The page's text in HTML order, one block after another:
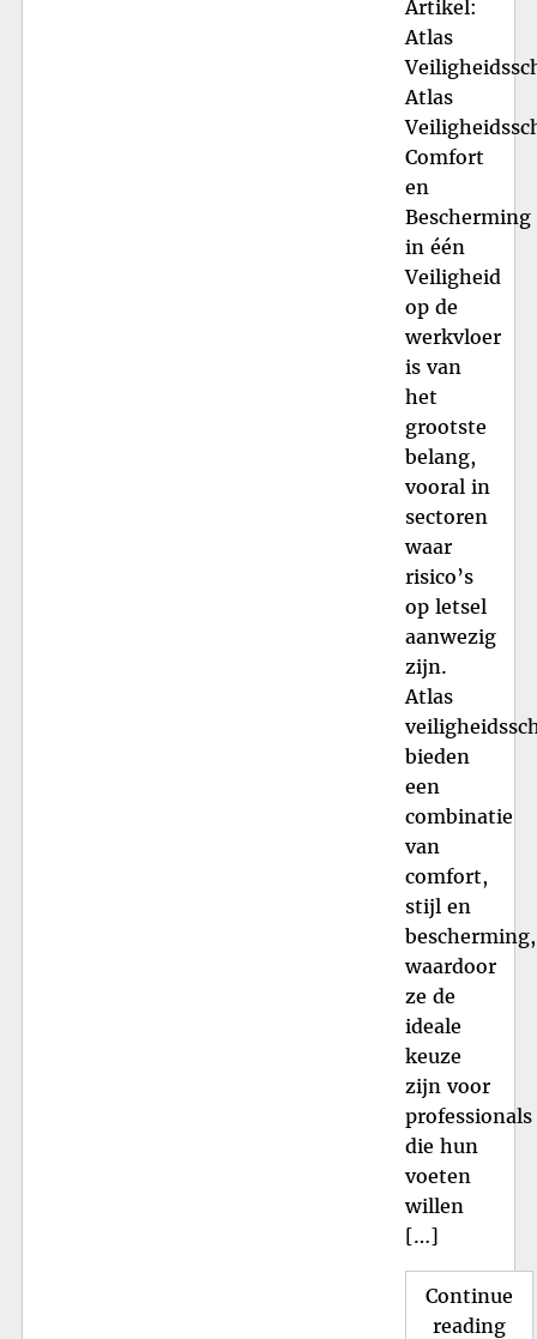
Artikel:
Atlas
Atlas
Comfort
en
Bescherming
in één
Veiligheid
op de
werkvloer
is van
het
grootste
belang,
vooral in
sectoren
waar
risico’s
op letsel
aanwezig
zijn.
Atlas
bieden
een
combinatie
van
comfort,
stijl en
bescherming,
waardoor
ze de
ideale
keuze
zijn voor
professionals
die hun
voeten
willen
[…]
Continue
reading